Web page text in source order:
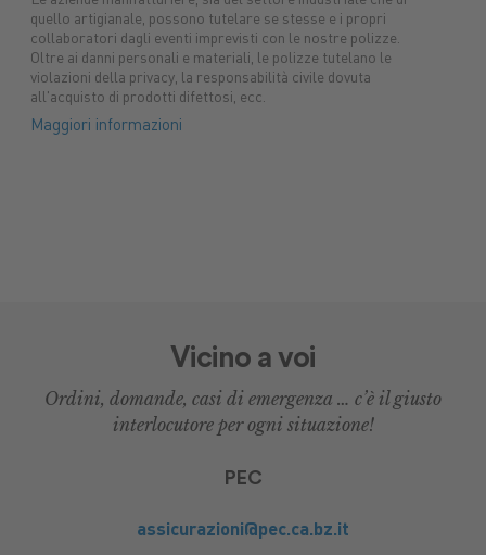
quello artigianale, possono tutelare se stesse e i propri
collaboratori dagli eventi imprevisti con le nostre polizze.
Oltre ai danni personali e materiali, le polizze tutelano le
violazioni della privacy, la responsabilità civile dovuta
all'acquisto di prodotti difettosi, ecc.
Maggiori informazioni
Vicino a voi
Ordini, domande, casi di emergenza … c’è il giusto
interlocutore per ogni situazione!
PEC
assicurazioni@pec.ca.bz.it